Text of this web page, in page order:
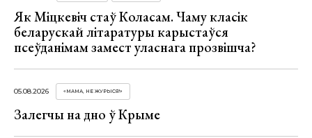
Як Міцкевіч стаў Коласам. Чаму класік
беларускай літаратуры карыстаўся
псеўданімам замест уласнага прозвішча?
05.08.2026 «МАМА, НЕ ЖУРЫСЯ!»
Залегчы на дно ў Крыме